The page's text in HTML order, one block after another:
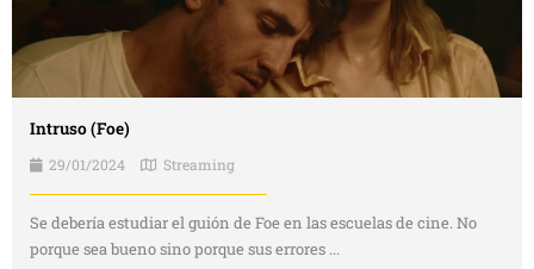
Intruso (Foe)
29/01/2024 Streaming
Se debería estudiar el guión de Foe en las escuelas de cine. No
porque sea bueno sino porque sus errores ...